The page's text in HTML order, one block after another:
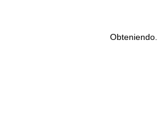
Obteniendo...